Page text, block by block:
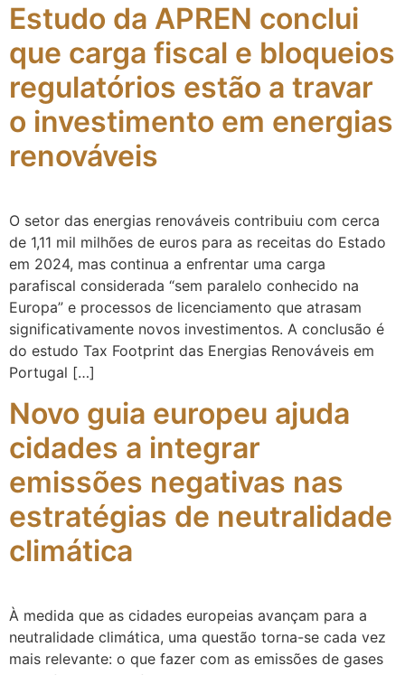
Estudo da APREN conclui
que carga fiscal e bloqueios
regulatórios estão a travar
o investimento em energias
renováveis
O setor das energias renováveis contribuiu com cerca
de 1,11 mil milhões de euros para as receitas do Estado
em 2024, mas continua a enfrentar uma carga
parafiscal considerada “sem paralelo conhecido na
Europa” e processos de licenciamento que atrasam
significativamente novos investimentos. A conclusão é
do estudo Tax Footprint das Energias Renováveis em
Portugal […]
Novo guia europeu ajuda
cidades a integrar
emissões negativas nas
estratégias de neutralidade
climática
À medida que as cidades europeias avançam para a
neutralidade climática, uma questão torna-se cada vez
mais relevante: o que fazer com as emissões de gases